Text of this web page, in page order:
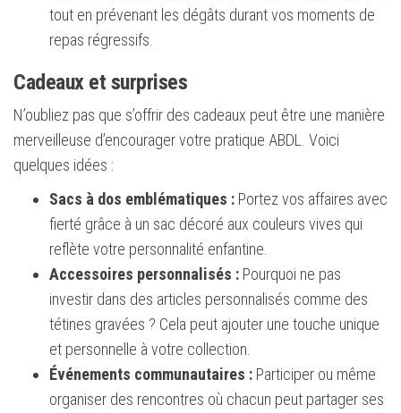
tout en prévenant les dégâts durant vos moments de
repas régressifs.
Cadeaux et surprises
N’oubliez pas que s’offrir des cadeaux peut être une manière
merveilleuse d’encourager votre pratique ABDL. Voici
quelques idées :
Sacs à dos emblématiques : Portez vos affaires avec
fierté grâce à un sac décoré aux couleurs vives qui
reflète votre personnalité enfantine.
Accessoires personnalisés : Pourquoi ne pas
investir dans des articles personnalisés comme des
tétines gravées ? Cela peut ajouter une touche unique
et personnelle à votre collection.
Événements communautaires : Participer ou même
organiser des rencontres où chacun peut partager ses